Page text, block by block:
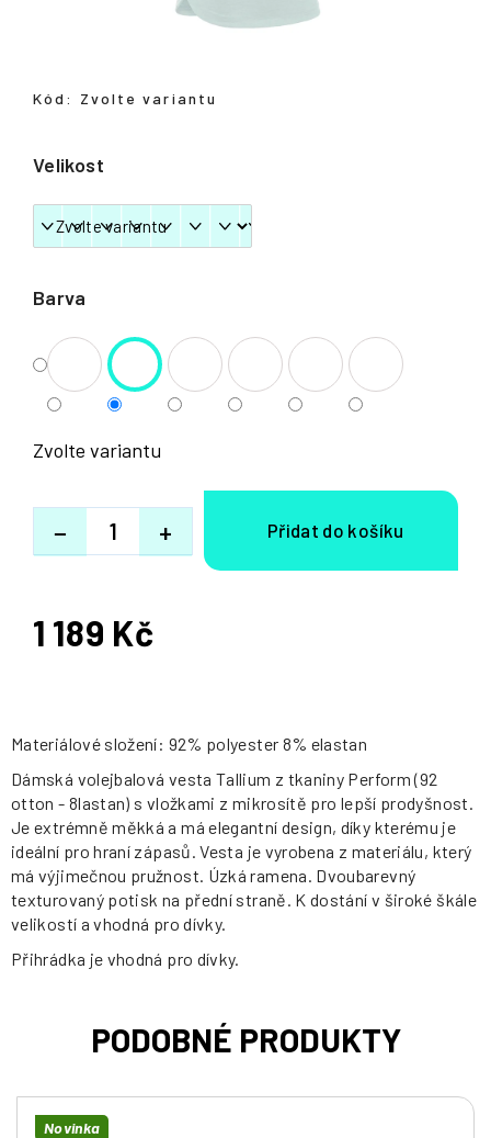
Barva
Velikost
Zvolte variantu
+
−
Kód: Zvolte variantu
1 189 Kč
Měrná
Materiálové složení: 92% polyester 8% elastan
Dámská volejbalová vesta Tallium z tkaniny Perform (92
otton - 8lastan) s vložkami z mikrosítě pro lepší prodyšnost.
Je extrémně měkká a má elegantní design, díky kterému je
ideální pro hraní zápasů. Vesta je vyrobena z materiálu, který
má výjimečnou pružnost. Úzká ramena. Dvoubarevný
texturovaný potisk na přední straně. K dostání v široké škále
velikostí a vhodná pro dívky.
Přihrádka je vhodná pro dívky.
Novinka